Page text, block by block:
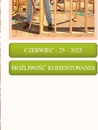
CZERWIEC - 25 - 2025
MOŻLIWOŚĆ KOMENTOWANIA